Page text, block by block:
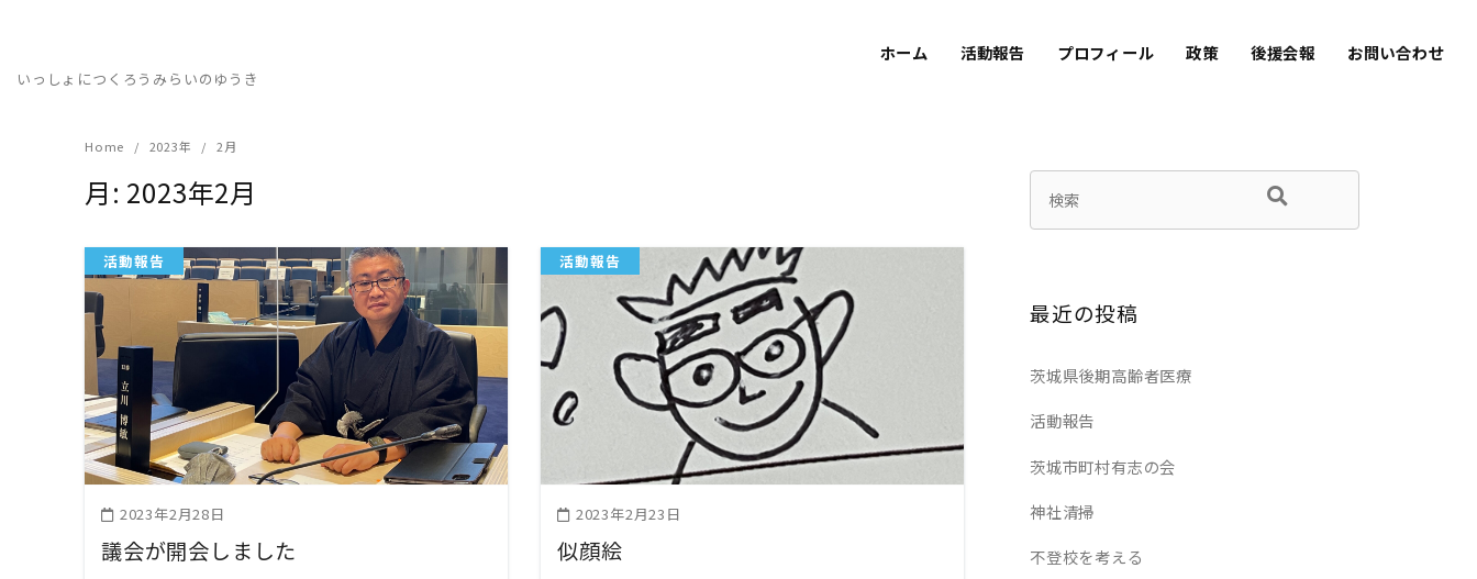
content
いっしょにつくろうみらいのゆうき
ホーム 活動報告 プロフィール 政策 後援会報 お問い合わせ
Home 2023年 2月
月: 2023年2月
活動報告
READ MORE
2023年2月28日
議会が開会しました
活動報告
READ MORE
2023年2月23日
似顔絵
最近の投稿
茨城県後期高齢者医療
活動報告
茨城市町村有志の会
神社清掃
不登校を考える